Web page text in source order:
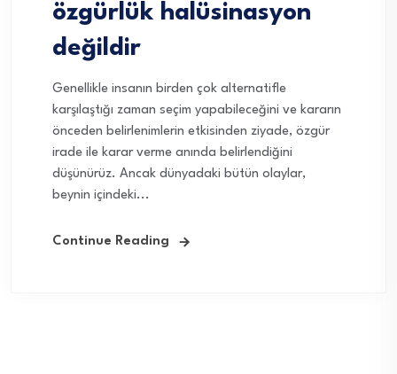
özgürlük halüsinasyon
değildir
Genellikle insanın birden çok alternatifle
karşılaştığı zaman seçim yapabileceğini ve kararın
önceden belirlenimlerin etkisinden ziyade, özgür
irade ile karar verme anında belirlendiğini
düşünürüz. Ancak dünyadaki bütün olaylar,
beynin içindeki...
Continue Reading